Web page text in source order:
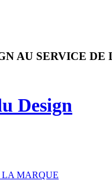
AU SERVICE
Design